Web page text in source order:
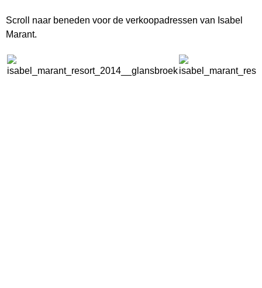
Scroll naar beneden voor de verkoopadressen van Isabel
Marant.